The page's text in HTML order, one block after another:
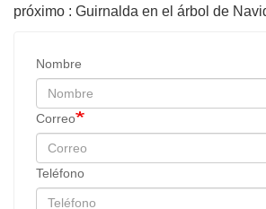
próximo : Guirnalda en el árbol de
Nombre
Correo
Teléfono